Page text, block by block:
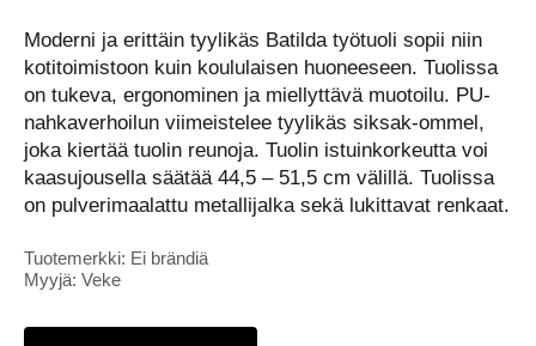
Moderni ja erittäin tyylikäs Batilda työtuoli sopii niin
kotitoimistoon kuin koululaisen huoneeseen. Tuolissa
on tukeva, ergonominen ja miellyttävä muotoilu. PU-
nahkaverhoilun viimeistelee tyylikäs siksak-ommel,
joka kiertää tuolin reunoja. Tuolin istuinkorkeutta voi
kaasujousella säätää 44,5 – 51,5 cm välillä. Tuolissa
on pulverimaalattu metallijalka sekä lukittavat renkaat.
Tuotemerkki: Ei brändiä
Myyjä: Veke